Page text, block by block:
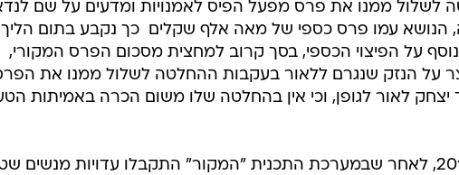
לשלול ממנו את פרס מפעל הפיס לאמנויות ומדעים על שם
שירה, הנושא עמו פרס כספי של מאה אלף שקלים  כך נקבע בתום הליך
נוסף על הפיצוי הכספי, בסך קרוב למחצית מסכום הפרס המקורי,
על הנזק שנגרם ללאור בעקבות ההחלטה לשלול ממנו את
לאור לגופן, וכי אין בהחלטה שלו משום הכרה באמיתות
תחילת הפרשה בפברואר 2010, לאחר שבמערכת התכנית "המקור" התקבלו עדויות מנשים